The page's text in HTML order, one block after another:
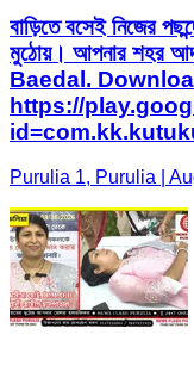
বাড়িতে বসেই নিজের
মুঠোয়। আপনার শহর
Baedal.
https://
Purulia 1, Purulia |